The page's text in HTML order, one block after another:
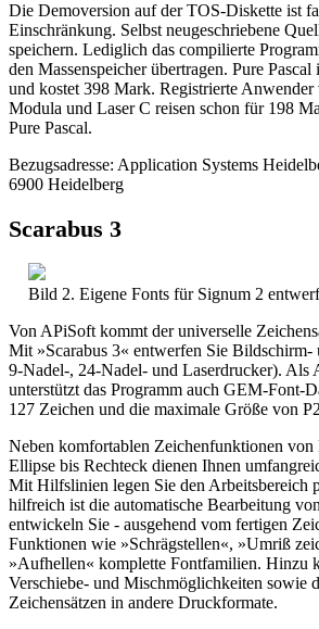
Die Demoversion auf der TOS-Diskette ist
Einschränkung. Selbst neugeschriebene
speichern. Lediglich das compilierte
den Massenspeicher übertragen. Pure
und kostet 398 Mark. Registrierte
Modula und Laser C reisen schon für 198
Pure Pascal.
Bezugsadresse: Application Systems
6900 Heidelberg
Scarabus 3
Bild 2. Eigene Fonts für Signum 2
Von APiSoft kommt der universelle
Mit »Scarabus 3« entwerfen Sie
9-Nadel-, 24-Nadel- und Laserdrucker). Als
unterstützt das Programm auch GEM-Font-
127 Zeichen und die maximale Größe von
Neben komfortablen Zeichenfunktionen von
Ellipse bis Rechteck dienen Ihnen
Mit Hilfslinien legen Sie den Arbeitsbereich
hilfreich ist die automatische Bearbeitung
entwickeln Sie - ausgehend vom fertigen
Funktionen wie »Schrägstellen«, »Umriß
»Aufhellen« komplette Fontfamilien. Hinzu
Verschiebe- und Mischmöglichkeiten sowie
Zeichensätzen in andere Druckformate.